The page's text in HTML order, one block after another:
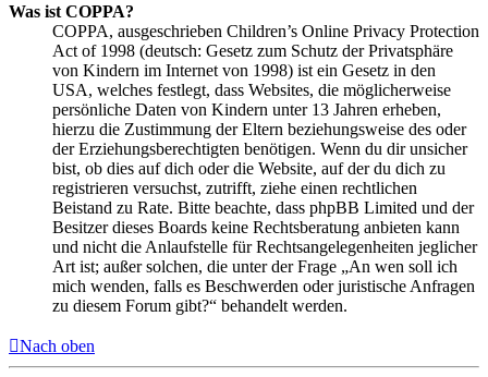
Was ist COPPA?
COPPA, ausgeschrieben Children’s Online Privacy Protection
Act of 1998 (deutsch: Gesetz zum Schutz der Privatsphäre
von Kindern im Internet von 1998) ist ein Gesetz in den
USA, welches festlegt, dass Websites, die möglicherweise
persönliche Daten von Kindern unter 13 Jahren erheben,
hierzu die Zustimmung der Eltern beziehungsweise des oder
der Erziehungsberechtigten benötigen. Wenn du dir unsicher
bist, ob dies auf dich oder die Website, auf der du dich zu
registrieren versuchst, zutrifft, ziehe einen rechtlichen
Beistand zu Rate. Bitte beachte, dass phpBB Limited und der
Besitzer dieses Boards keine Rechtsberatung anbieten kann
und nicht die Anlaufstelle für Rechtsangelegenheiten jeglicher
Art ist; außer solchen, die unter der Frage „An wen soll ich
mich wenden, falls es Beschwerden oder juristische Anfragen
zu diesem Forum gibt?“ behandelt werden.
Nach oben